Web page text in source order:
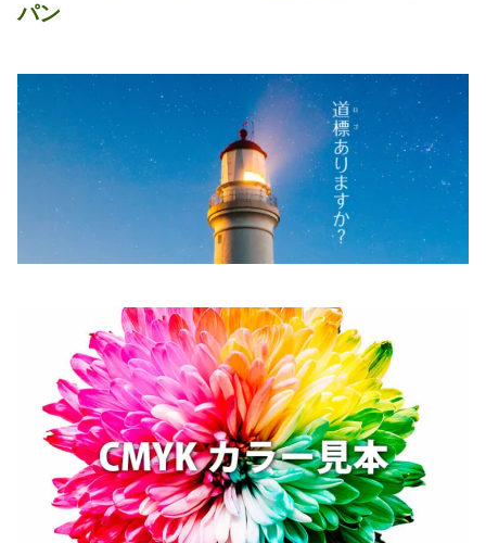
パン